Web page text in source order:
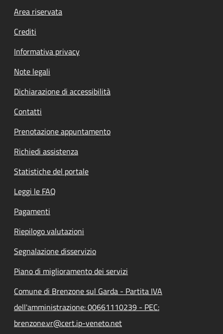
Footer menu
Area riservata
Crediti
Informativa privacy
Note legali
Dichiarazione di accessibilità
Contatti
Prenotazione appuntamento
Richiedi assistenza
Statistiche del portale
Leggi le FAQ
Pagamenti
Riepilogo valutazioni
Segnalazione disservizio
Piano di miglioramento dei servizi
Comune di Brenzone sul Garda - Partita IVA
dell'amministrazione: 00661110239 - PEC:
brenzone.vr@cert.ip-veneto.net